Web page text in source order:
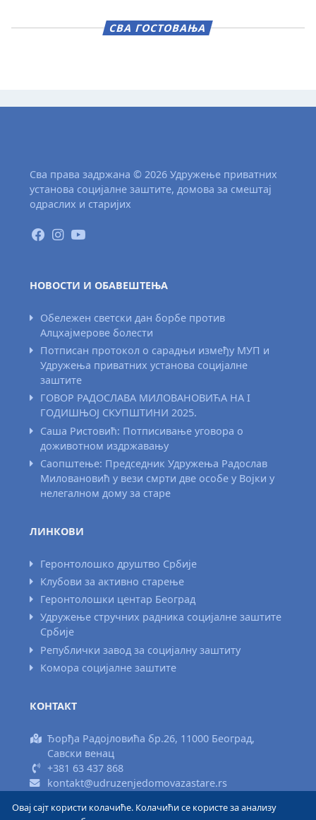
СВА ГОСТОВАЊА
Сва права задржана © 2026 Удружење приватних
установа социјалне заштите, домова за смештај
одраслих и старијих
НОВОСТИ И ОБАВЕШТЕЊА
Обележен светски дан борбе против
Алцхајмерове болести
Потписан протокол о сарадњи између МУП и
Удружења приватних установа социјалне
заштите
ГОВОР РАДОСЛАВА МИЛОВАНОВИЋА НА I
ГОДИШЊОЈ СКУПШТИНИ 2025.
Саша Ристовић: Потписивање уговора о
доживотном издржавању
Саопштење: Председник Удружења Радослав
Миловановић у вези смрти две особе у Војки у
нелегалном дому за старе
ЛИНКОВИ
Геронтолошко друштво Србије
Клубови за активно старење
Геронтолошки центар Београд
Удружење стручних радника социјалне заштите
Србије
Републички завод за социјалну заштиту
Комора социјалне заштите
КОНТАКТ
Ђорђа Радојловића бр.26, 11000 Београд,
Савски венац
+381 63 437 868
kontakt@udruzenjedomovazastare.rs
Овај сајт користи колачиће. Колачићи се користе за анализу